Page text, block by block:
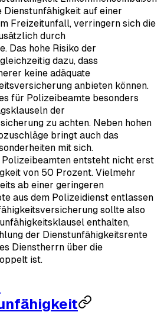
Dienstunfähigkeit auf einer
Freizeitunfall, verringern sich die
durch
Das hohe Risiko der
dazu, dass
keine adäquate
anbieten können.
für Polizeibeamte besonders
der
zu achten. Neben hohen
bringt auch das
mit sich.
entsteht nicht erst
von 50 Prozent. Vielmehr
ab einer geringeren
aus dem Polizeidienst entlassen
sollte also
enthalten,
der Dienstunfähigkeitsrente
Dienstherrn über die
ist.